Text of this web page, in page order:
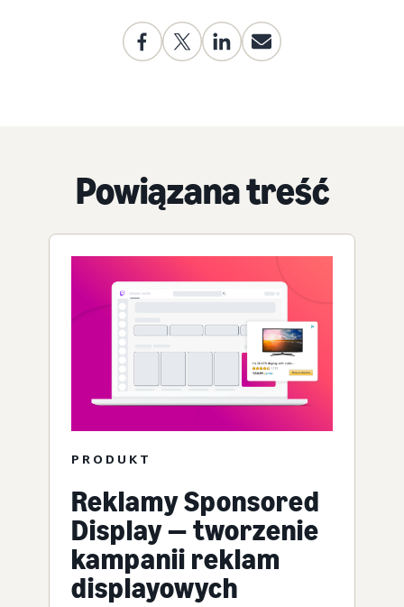
Powiązana treść
PRODUKT
Reklamy Sponsored
Display — tworzenie
kampanii reklam
displayowych